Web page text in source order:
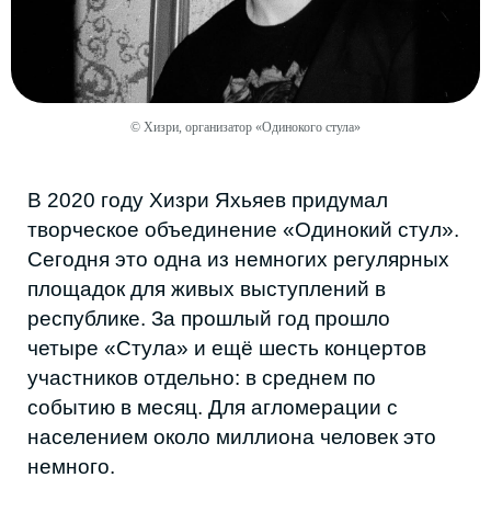
© Хизри, организатор «Одинокого стула»
продавать. В конечном счёте всё
упирается в маркетинг», — объясняет
Хизри.
При этом даже на известные имена рынок
«“Комната культуры“ в один год
собирает филармонию, в следующий
уже нет. Легендарная
”Браво”приезжает, но тоже не
собирает зал. Зато Акмаль спокойно
делает два аншлага подряд.»
И всё же Хизри уверен: в городе такого
размера триста-пятьсот зрителей можно